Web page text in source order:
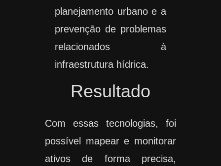
planejamento urbano e a
prevenção de problemas
relacionados à
infraestrutura hídrica.
Resultado
Com essas tecnologias, foi
possível mapear e monitorar
ativos de forma precisa,